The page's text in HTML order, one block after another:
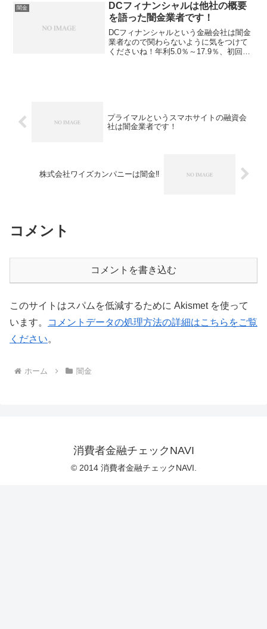
闇金
DCフィナンシャルは他社の概要
を語った闇金業者です！
DCフィナンシャルという金融会社は闇金
業者なので関わらないように気をつけて
くださいね！年利5.0％～17.9％、初回キ
プライマルというスマホサイトの融資会
社は闇金業者です！
株式会社ワイズカンパニーは闇金‼︎
コメント
コメントを書き込む
このサイトはスパムを低減するために Akismet を使って
います。
コメントデータの処理方法の詳細はこちらをご覧
ください。
ホーム 闇金
消費者金融チェックNAVI
© 2014 消費者金融チェックNAVI.